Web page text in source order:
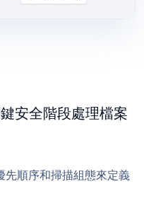
安全階段處理檔案
先順序和掃描組態來定義